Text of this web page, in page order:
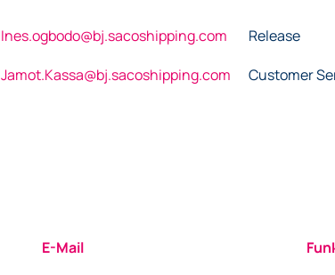
Ines.ogbodo@bj.sacoshipping.com
Release
Jamot.Kassa@bj.sacoshipping.com Customer
E-Mail